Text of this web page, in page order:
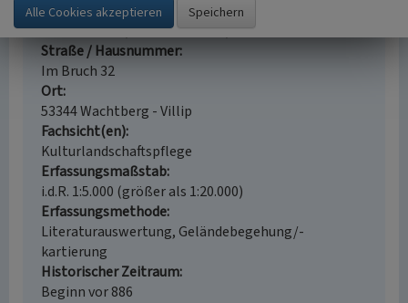
Schlagwörter
Wassermühle Getreidemühle Mühlenteich
Straße / Hausnummer
Im Bruch 32
Ort
53344 Wachtberg - Villip
Fachsicht(en)
Kulturlandschaftspflege
Erfassungsmaßstab
i.d.R. 1:5.000 (größer als 1:20.000)
Erfassungsmethode
Literaturauswertung, Geländebegehung/-
kartierung
Historischer Zeitraum
Beginn vor 886